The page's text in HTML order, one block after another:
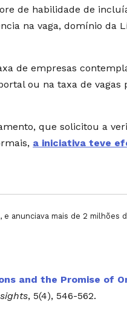
de habilidade de
na vaga, domínio da
de empresas
ou na taxa de vagas
que solicitou a
a iniciativa teve
anunciava mais de 2 milhões
and the Promise of
, 5(4), 546-562.